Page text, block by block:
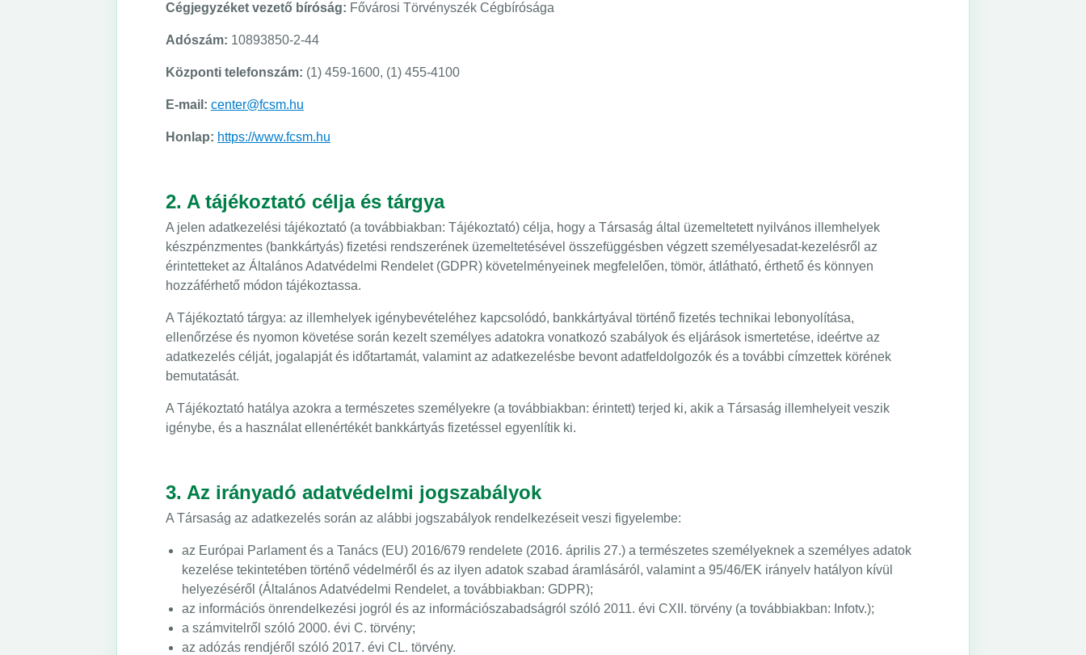
Cégjegyzéket vezető bíróság: Fővárosi Törvényszék Cégbírósága
Adószám: 10893850-2-44
Központi telefonszám: (1) 459-1600, (1) 455-4100
E-mail: center@fcsm.hu
Honlap: https://www.fcsm.hu
2. A tájékoztató célja és tárgya
A jelen adatkezelési tájékoztató (a továbbiakban: Tájékoztató) célja, hogy a Társaság által üzemeltetett nyilvános illemhelyek
készpénzmentes (bankkártyás) fizetési rendszerének üzemeltetésével összefüggésben végzett személyesadat-kezelésről az
érintetteket az Általános Adatvédelmi Rendelet (GDPR) követelményeinek megfelelően, tömör, átlátható, érthető és könnyen
hozzáférhető módon tájékoztassa.
A Tájékoztató tárgya: az illemhelyek igénybevételéhez kapcsolódó, bankkártyával történő fizetés technikai lebonyolítása,
ellenőrzése és nyomon követése során kezelt személyes adatokra vonatkozó szabályok és eljárások ismertetése, ideértve az
adatkezelés célját, jogalapját és időtartamát, valamint az adatkezelésbe bevont adatfeldolgozók és a további címzettek körének
bemutatását.
A Tájékoztató hatálya azokra a természetes személyekre (a továbbiakban: érintett) terjed ki, akik a Társaság illemhelyeit veszik
igénybe, és a használat ellenértékét bankkártyás fizetéssel egyenlítik ki.
3. Az irányadó adatvédelmi jogszabályok
A Társaság az adatkezelés során az alábbi jogszabályok rendelkezéseit veszi figyelembe:
az Európai Parlament és a Tanács (EU) 2016/679 rendelete (2016. április 27.) a természetes személyeknek a személyes adatok
kezelése tekintetében történő védelméről és az ilyen adatok szabad áramlásáról, valamint a 95/46/EK irányelv hatályon kívül
helyezéséről (Általános Adatvédelmi Rendelet, a továbbiakban: GDPR);
az információs önrendelkezési jogról és az információszabadságról szóló 2011. évi CXII. törvény (a továbbiakban: Infotv.);
a számvitelről szóló 2000. évi C. törvény;
az adózás rendjéről szóló 2017. évi CL. törvény.